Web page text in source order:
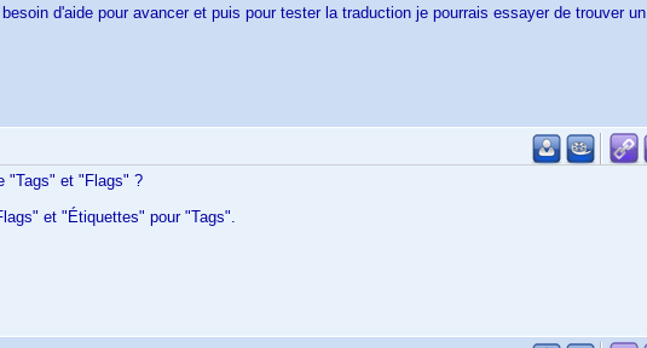
d'aide pour avancer et puis pour tester la traduction je pourrais essayer de trouver un
"Tags" et "Flags" ?
et "Étiquettes" pour "Tags".